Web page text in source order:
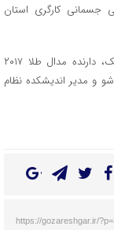
جسمانی کارگری استان
گفتنی است معصومی اصالتا اهل قائمشهر و دندان‌پزشک، دارنده مدال طلا ۲۰۱۷
و مدیر اندیشکده نظام
https://gozareshgar.ir/